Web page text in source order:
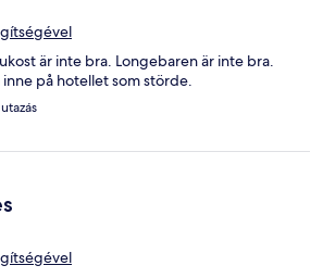
är inte bra. Longebaren är inte bra.
på hotellet som störde.